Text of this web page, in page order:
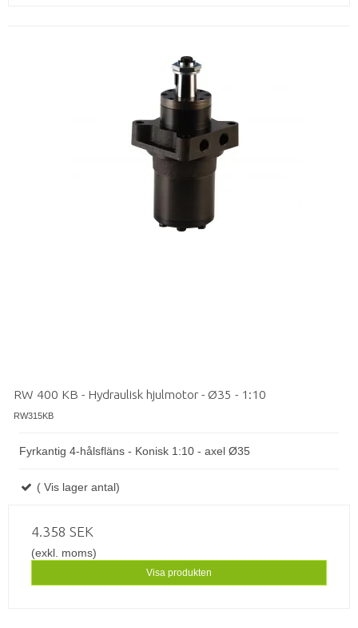
RW 400 KB - Hydraulisk hjulmotor - Ø35 - 1:10
RW315KB
Fyrkantig 4-hålsfläns - Konisk 1:10 - axel Ø35
( Vis lager antal)
4.358 SEK
(exkl. moms)
Visa produkten